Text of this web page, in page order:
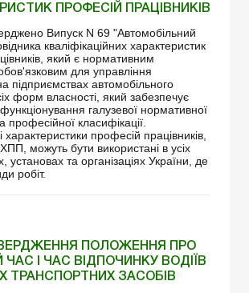
ПРОФЕСІЙ ПРАЦІВНИКІВ
Випуск N 69 "Автомобільний
кваліфікаційних характеристик
який є нормативним
для управління
підприємствах автомобільного
форм власності, який забезпечує
галузевої нормативної
професійної класифікації.
характеристики професій працівників,
можуть бути використані в усіх
установах та організаціях України, де
робіт.
ПОЛОЖЕННЯ ПРО
ЧАС І ЧАС ВІДПОЧИНКУ ВОДІЇВ
ТРАНСПОРТНИХ ЗАСОБІВ